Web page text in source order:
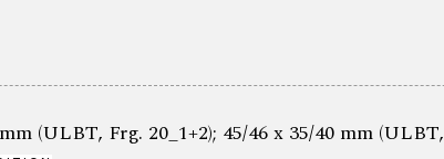
(ULBT, Frg. 20_1+2); 45/46 x 35/40 mm